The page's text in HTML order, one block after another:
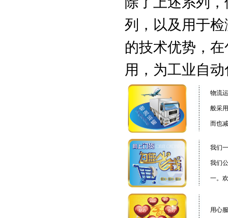
列，以及用于
的技术优势，
用，为工业自
物流
般采
而也
我们
我们
一。
用心